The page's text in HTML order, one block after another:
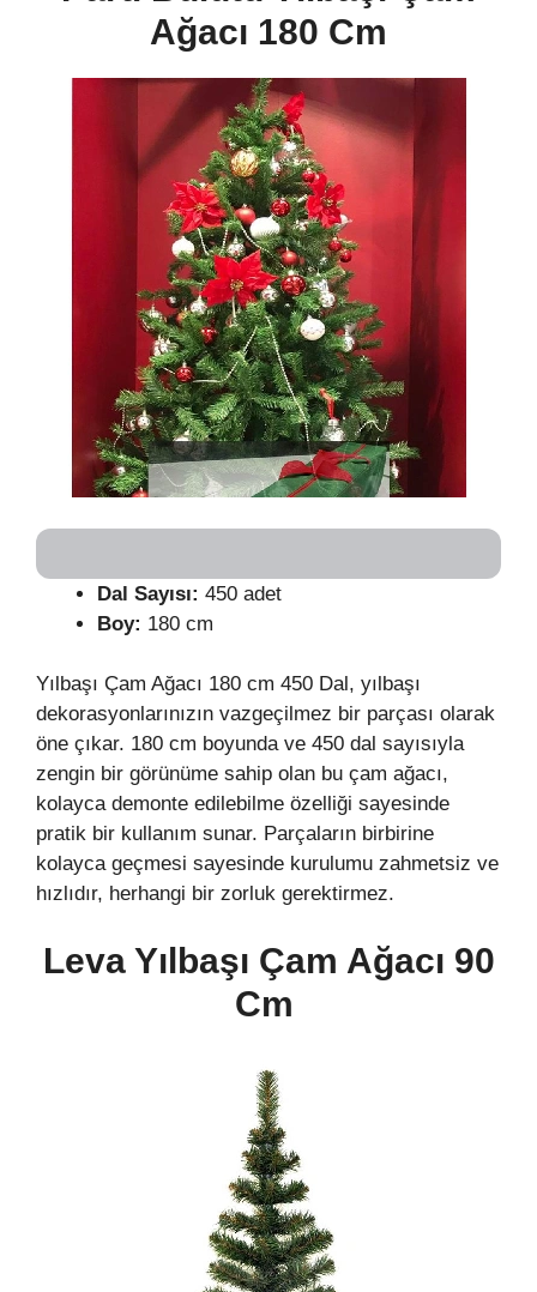
Ağacı 180 Cm
Dal Sayısı: 450 adet
Boy: 180 cm
Yılbaşı Çam Ağacı 180 cm 450 Dal, yılbaşı
dekorasyonlarınızın vazgeçilmez bir parçası olarak
öne çıkar. 180 cm boyunda ve 450 dal sayısıyla
zengin bir görünüme sahip olan bu çam ağacı,
kolayca demonte edilebilme özelliği sayesinde
pratik bir kullanım sunar. Parçaların birbirine
kolayca geçmesi sayesinde kurulumu zahmetsiz ve
hızlıdır, herhangi bir zorluk gerektirmez.
Leva Yılbaşı Çam Ağacı 90
Cm